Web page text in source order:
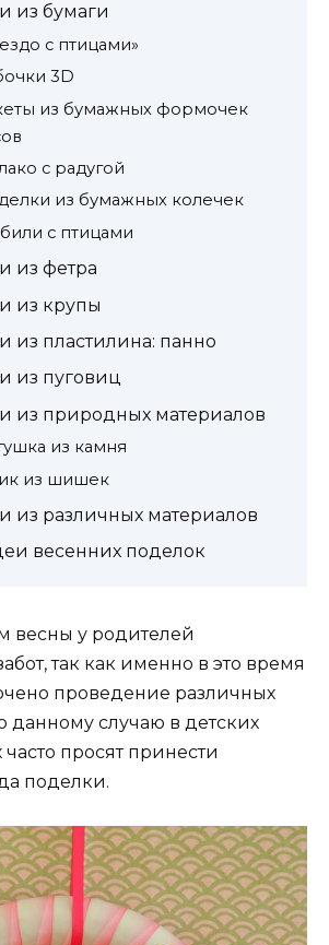
из бумаги
с птицами»
3D
из бумажных формочек
с радугой
из бумажных колечек
с птицами
из фетра
из крупы
из пластилина: панно
из пуговиц
из природных материалов
из камня
из шишек
из различных материалов
весенних поделок
весны у родителей
так как именно в это время
проведение различных
данному случаю в детских
просят принести
поделки.